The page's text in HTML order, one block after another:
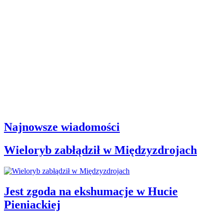
Najnowsze wiadomości
Wieloryb zabłądził w Międzyzdrojach
Jest zgoda na ekshumacje w Hucie
Pieniackiej